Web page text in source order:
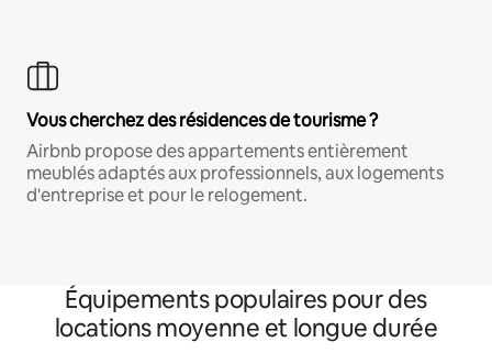
Vous cherchez des résidences de tourisme ?
Airbnb propose des appartements entièrement
meublés adaptés aux professionnels, aux logements
d'entreprise et pour le relogement.
Équipements populaires pour des
locations moyenne et longue durée